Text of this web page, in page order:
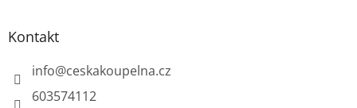
Kontakt
info@ceskakoupelna.cz
603574112